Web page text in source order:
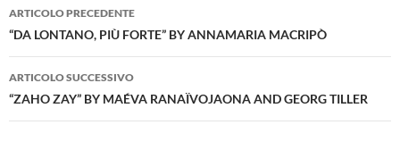
Navigazione
articolo
ARTICOLO PRECEDENTE
“DA LONTANO, PIÙ FORTE” BY ANNAMARIA MACRIPÒ
ARTICOLO SUCCESSIVO
“ZAHO ZAY” BY MAÉVA RANAÏVOJAONA AND GEORG TILLER